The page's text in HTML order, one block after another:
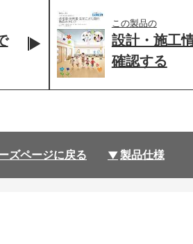
この製品の
設計・施工
確認する
ズページに戻る 製品仕様